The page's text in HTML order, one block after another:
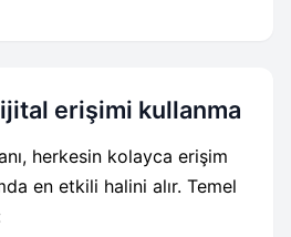
erişimi kullanma
herkesin kolayca erişim
en etkili halini alır. Temel